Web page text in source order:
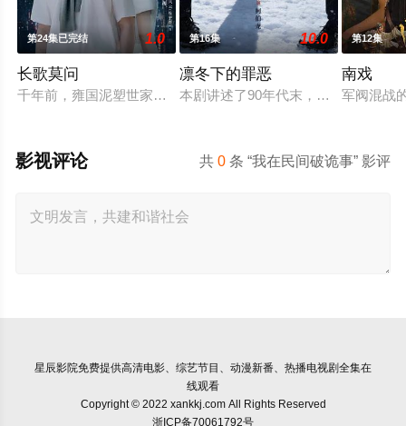
第24集已完结 1.0
长歌莫问
千年前，雍国泥塑世家楚门因进贡的“十二生肖”离奇流血炸裂
第16集 10.0
凛冬下的罪恶
本剧讲述了90年代末，怒河市刑侦支
第12集
南戏
军阀混战
共0 条 “我在民间破诡事” 影评
影视评论
星辰影院免费提供高清电影、综艺节目、动漫新番、热播电视剧全集在
线观看
Copyright © 2022 xankkj.com All Rights Reserved
浙ICP备70061792号